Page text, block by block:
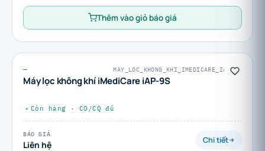
Thêm vào giỏ báo giá
— MAY_LOC_KHONG_KHI_IMEDICARE_IAP-9S
Máy lọc không khí iMediCare iAP-9S
Còn hàng · CO/CQ đủ
BÁO GIÁ
Liên hệ Chi tiết